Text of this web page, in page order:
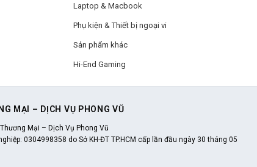
Laptop & Macbook
Phụ kiện & Thiết bị ngoại vi
Sản phẩm khác
Hi-End Gaming
MẠI – DỊCH VỤ PHONG VŨ
Mại – Dịch Vụ Phong Vũ
0304998358 do Sở KH-ĐT TP.HCM cấp lần đầu ngày 30 tháng 05